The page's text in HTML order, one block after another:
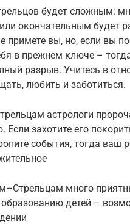
будет сложным:
окончательным будет
примете вы, но, если вы
в прежнем ключе –
разрыв. Учитесь в
любить и заботиться.
астрологи
Если захотите его
события, тогда ваш
много
детей –